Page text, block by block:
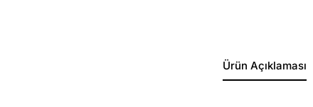
Ürün Açıklaması